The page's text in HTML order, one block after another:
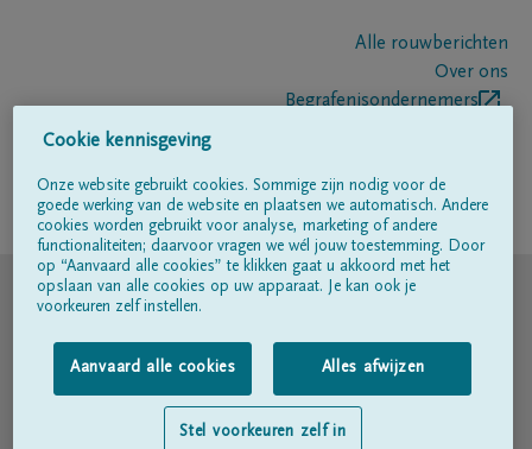
Alle rouwberichten
Over ons
Begrafenisondernemers
Volg ons op
© DELA
Gebruiksvoorwaarden
Privacyverklaring
Toegankelijkheidsverklaring
Cookie kennisgeving
Onze website gebruikt cookies. Sommige zijn nodig voor de
goede werking van de website en plaatsen we automatisch. Andere
cookies worden gebruikt voor analyse, marketing of andere
functionaliteiten; daarvoor vragen we wél jouw toestemming. Door
op “Aanvaard alle cookies” te klikken gaat u akkoord met het
opslaan van alle cookies op uw apparaat. Je kan ook je
voorkeuren zelf instellen.
Aanvaard alle cookies Alles afwijzen
Stel voorkeuren zelf in